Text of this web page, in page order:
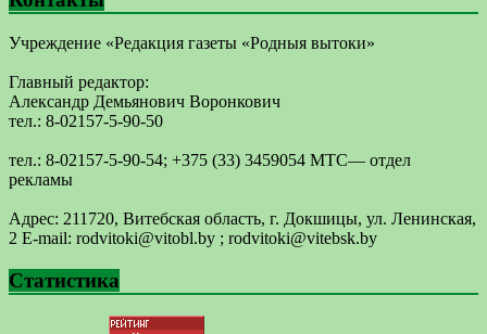
Учреждение «Редакция газеты «Родныя вытоки»
Главный редактор:
Александр Демьянович Воронкович
тел.: 8-02157-5-90-50
тел.: 8-02157-5-90-54; +375 (33) 3459054 МТС— отдел
рекламы
Адрес: 211720, Витебская область, г. Докшицы, ул. Ленинская,
2 E-mail: ​rodvitoki@​​vitobl​.by ; rodvitoki@vitebsk.by
Статистика